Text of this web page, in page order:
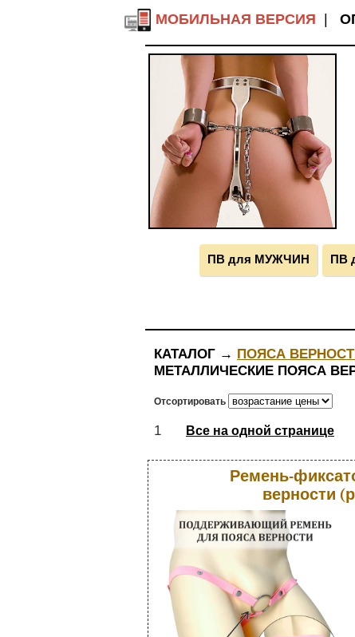
МОБИЛЬНАЯ ВЕРСИЯ |
ПВ для МУЖЧИН ПВ
КАТАЛОГ → ПОЯСА
МЕТАЛЛИЧЕСКИЕ ПОЯСА
Отсортировать
1 Все на одной странице
Ремень-
верности